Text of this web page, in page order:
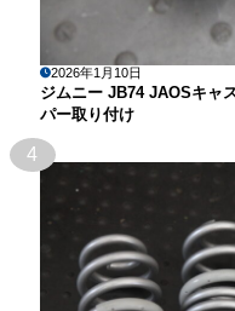
2026年1月10日
ジムニー JB74 JAOSキャ
パー取り付け
4